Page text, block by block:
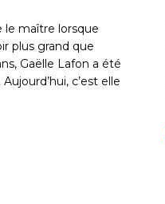
le maître lorsque
plus grand que
Gaëlle Lafon a été
c’est elle